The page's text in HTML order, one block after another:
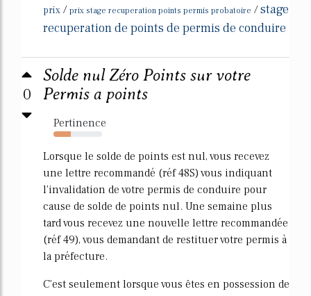
prix / prix stage recuperation points permis probatoire /stage
recuperation de points de permis de conduire
0
Solde nul Zéro Points sur votre
Permis a points
Pertinence
35%
Lorsque le solde de points est nul, vous recevez
une lettre recommandé (réf 48S) vous indiquant
l'invalidation de votre permis de conduire pour
cause de solde de points nul. Une semaine plus
tard vous recevez une nouvelle lettre recommandée
(réf 49), vous demandant de restituer votre permis à
la préfecture.
C'est seulement lorsque vous êtes en possession de